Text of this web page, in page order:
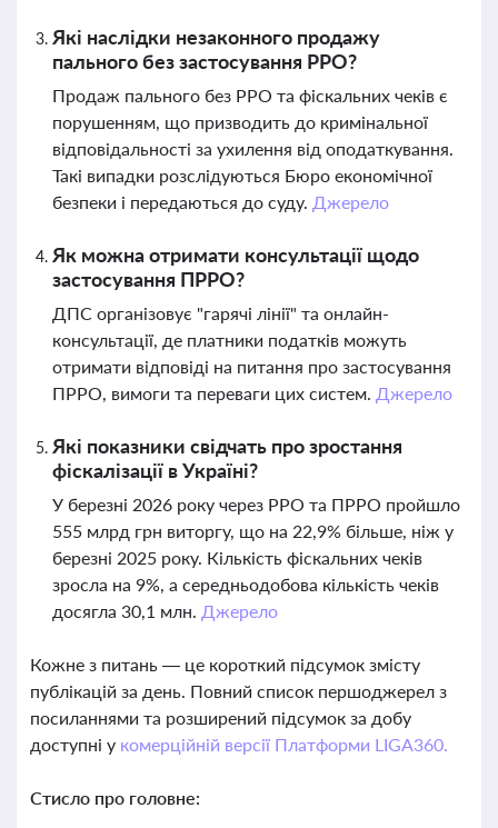
Які наслідки незаконного продажу
пального без застосування РРО?
Продаж пального без РРО та фіскальних чеків є
порушенням, що призводить до кримінальної
відповідальності за ухилення від оподаткування.
Такі випадки розслідуються Бюро економічної
безпеки і передаються до суду. Джерело
Як можна отримати консультації щодо
застосування ПРРО?
ДПС організовує "гарячі лінії" та онлайн-
консультації, де платники податків можуть
отримати відповіді на питання про застосування
ПРРО, вимоги та переваги цих систем. Джерело
Які показники свідчать про зростання
фіскалізації в Україні?
У березні 2026 року через РРО та ПРРО пройшло
555 млрд грн виторгу, що на 22,9% більше, ніж у
березні 2025 року. Кількість фіскальних чеків
зросла на 9%, а середньодобова кількість чеків
досягла 30,1 млн. Джерело
Кожне з питань — це короткий підсумок змісту
публікацій за день. Повний список першоджерел з
посиланнями та розширений підсумок за добу
доступні у комерційній версії Платформи LIGA360.
Стисло про головне: